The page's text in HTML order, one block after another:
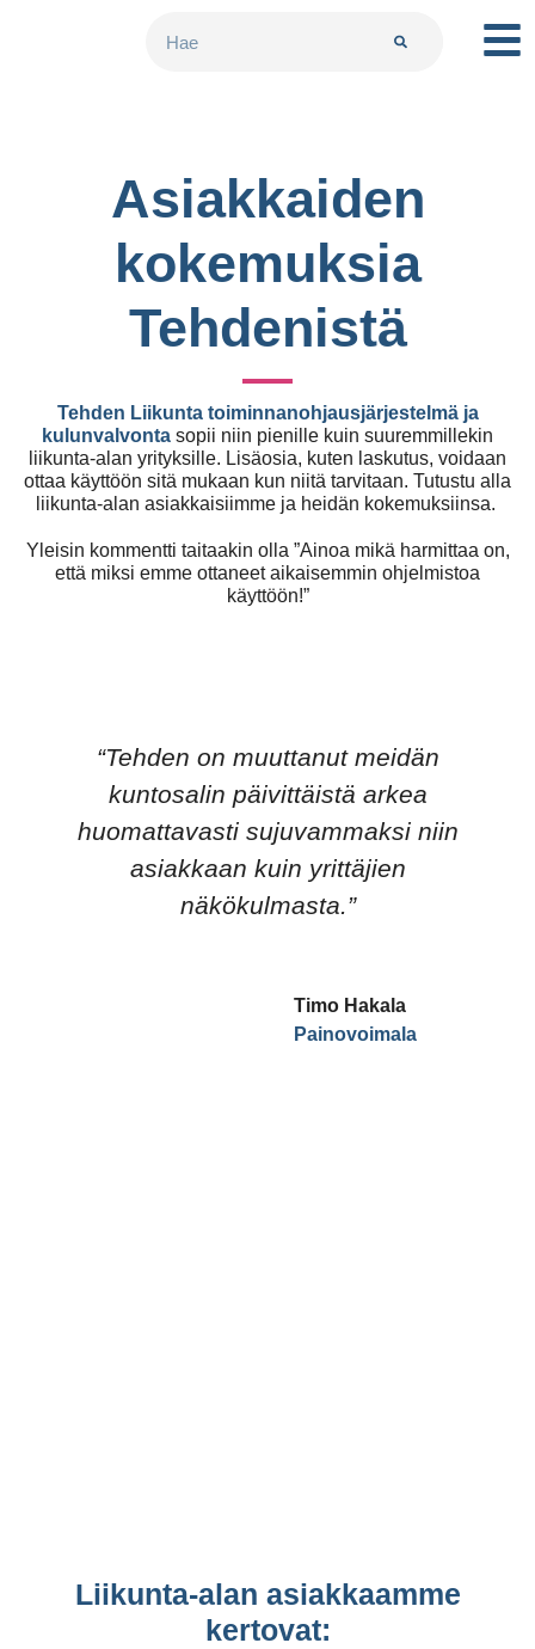
Asiakkaiden
kokemuksia
Tehdenistä
Tehden Liikunta toiminnanohjausjärjestelmä ja
kulunvalvonta sopii niin pienille kuin suuremmillekin
liikunta-alan yrityksille. Lisäosia, kuten laskutus, voidaan
ottaa käyttöön sitä mukaan kun niitä tarvitaan. Tutustu alla
liikunta-alan asiakkaisiimme ja heidän kokemuksiinsa.
Yleisin kommentti taitaakin olla ”Ainoa mikä harmittaa on,
että miksi emme ottaneet aikaisemmin ohjelmistoa
käyttöön!”
“Tehden on muuttanut meidän
kuntosalin päivittäistä arkea
huomattavasti sujuvammaksi niin
asiakkaan kuin yrittäjien
näkökulmasta.”
Timo Hakala
Painovoimala
Liikunta-alan asiakkaamme
kertovat: